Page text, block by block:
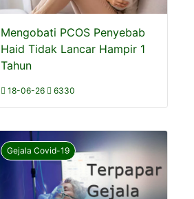
Mengobati PCOS Penyebab
Haid Tidak Lancar Hampir 1
Tahun
18-06-26 6330
Gejala Covid-19